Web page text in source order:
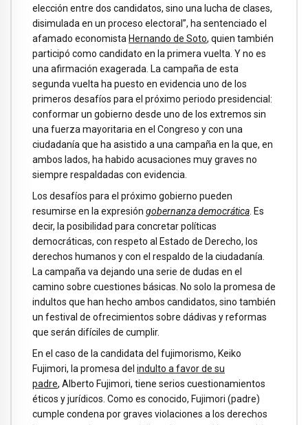
elección entre dos candidatos, sino una lucha de clases,
disimulada en un proceso electoral”, ha sentenciado el
afamado economista Hernando de Soto, quien también
participó como candidato en la primera vuelta. Y no es
una afirmación exagerada. La campaña de esta
segunda vuelta ha puesto en evidencia uno de los
primeros desafíos para el próximo periodo presidencial:
conformar un gobierno desde uno de los extremos sin
una fuerza mayoritaria en el Congreso y con una
ciudadanía que ha asistido a una campaña en la que, en
ambos lados, ha habido acusaciones muy graves no
siempre respaldadas con evidencia.
Los desafíos para el próximo gobierno pueden
resumirse en la expresión gobernanza democrática . Es
decir, la posibilidad para concretar políticas
democráticas, con respeto al Estado de Derecho, los
derechos humanos y con el respaldo de la ciudadanía.
La campaña va dejando una serie de dudas en el
camino sobre cuestiones básicas. No solo la promesa de
indultos que han hecho ambos candidatos, sino también
un festival de ofrecimientos sobre dádivas y reformas
que serán difíciles de cumplir.
En el caso de la candidata del fujimorismo, Keiko
Fujimori, la promesa del indulto a favor de su
padre, Alberto Fujimori, tiene serios cuestionamientos
éticos y jurídicos. Como es conocido, Fujimori (padre)
cumple condena por graves violaciones a los derechos